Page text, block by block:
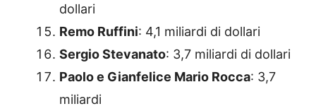
dollari
Remo Ruffini: 4,1 miliardi di dollari
Sergio Stevanato: 3,7 miliardi di dollari
Paolo e Gianfelice Mario Rocca: 3,7
miliardi